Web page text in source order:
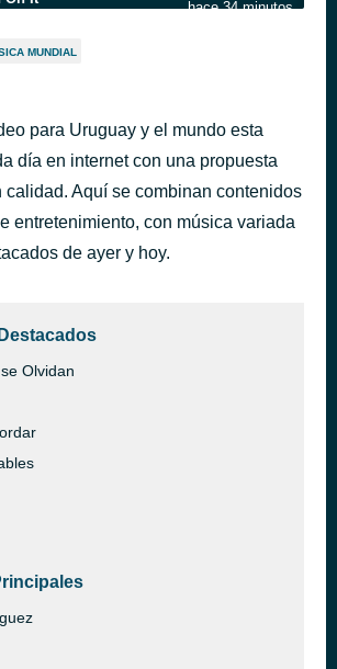
hace 34 minutos
Groove Thing
Vida
a DJ saved my Life
hace 57 minutos
MUNDIAL
para Uruguay y el mundo esta
día en internet con una propuesta
calidad. Aquí se combinan contenidos
entretenimiento, con música variada
de ayer y hoy.
Olvidan